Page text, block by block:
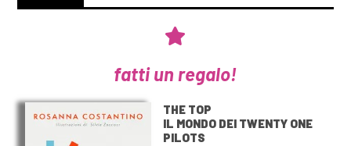
fatti un regalo!
THE TOP
IL MONDO DEI TWENTY ONE
PILOTS